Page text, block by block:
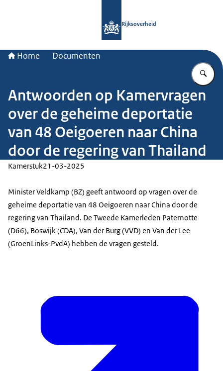
Rijksoverheid
Home Documenten
Antwoorden op Kamervragen
over de geheime deportatie
van 48 Oeigoeren naar China
door de regering van Thailand
Kamerstuk21-03-2025
Minister Veldkamp (BZ) geeft antwoord op vragen over de
geheime deportatie van 48 Oeigoeren naar China door de
regering van Thailand. De Tweede Kamerleden Paternotte
(D66), Boswijk (CDA), Van der Burg (VVD) en Van der Lee
(GroenLinks-PvdA) hebben de vragen gesteld.